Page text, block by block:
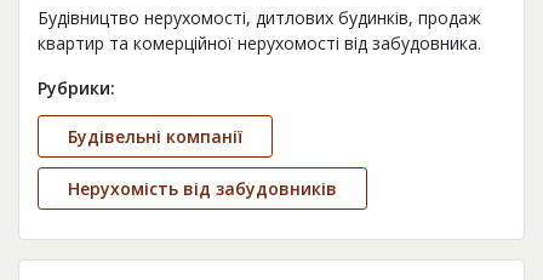
Будівництво нерухомості, дитлових будинків, продаж
квартир та комерційної нерухомості від забудовника.
Рубрики:
Будівельні компанії
Нерухомість від забудовників